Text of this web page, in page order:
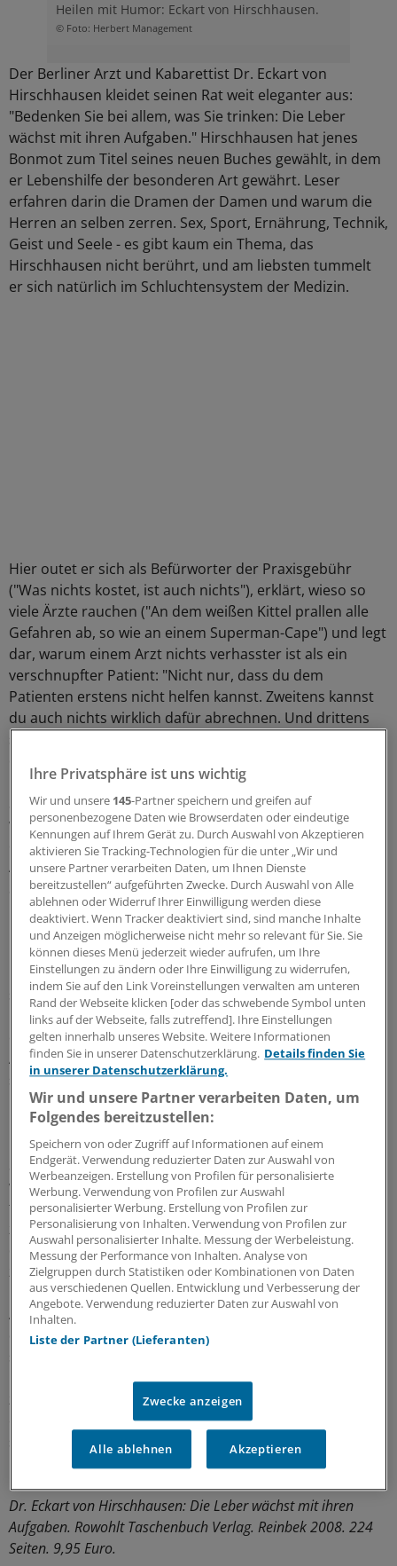
Heilen mit Humor: Eckart von Hirschhausen.
© Foto: Herbert Management
Der Berliner Arzt und Kabarettist Dr. Eckart von
Hirschhausen kleidet seinen Rat weit eleganter aus:
"Bedenken Sie bei allem, was Sie trinken: Die Leber
wächst mit ihren Aufgaben." Hirschhausen hat jenes
Bonmot zum Titel seines neuen Buches gewählt, in dem
er Lebenshilfe der besonderen Art gewährt. Leser
erfahren darin die Dramen der Damen und warum die
Herren an selben zerren. Sex, Sport, Ernährung, Technik,
Geist und Seele - es gibt kaum ein Thema, das
Hirschhausen nicht berührt, und am liebsten tummelt
er sich natürlich im Schluchtensystem der Medizin.
Hier outet er sich als Befürworter der Praxisgebühr
("Was nichts kostet, ist auch nichts"), erklärt, wieso so
viele Ärzte rauchen ("An dem weißen Kittel prallen alle
Gefahren ab, so wie an einem Superman-Cape") und legt
dar, warum einem Arzt nichts verhasster ist als ein
verschnupfter Patient: "Nicht nur, dass du dem
Patienten erstens nicht helfen kannst. Zweitens kannst
du auch nichts wirklich dafür abrechnen. Und drittens
Seine Darlegungen unterfüttert Hirschhausen mit
wissenschaftlichen Studien, Anekdoten aus seiner
eigenen Mediziner-Laufbahn und auch mal mit einem
Arzt-Witz, so dass die humoristische Dosierung auf 220
Seiten durchaus variabel bleibt. "Die Leber wächst mit
ihren Aufgaben" ist übrigens fünf Cent billiger als die
Praxisgebühr.
Hirschhausen ist seit vielen Jahren als Kabarettist und
seit dem Erscheinen seines Ratgebers "Arzt-Deutsch,
Deutsch-Arzt" im vergangenen Jahr auch als Buchautor
erfolgreich. Der 1967 in Frankfurt am Main geborene
Arzt hat Medizin und Wissenschaftsjournalismus
studiert und seine Karriere als Fernsehmoderator einer
Gesundheitssendung im Hessischen Rundfunk
begonnen. Der Durchbruch als Solokabarettist gelang
ihm 2002 mit seinem Programm "Die Sprechstunde".
Seither ist er aus der Kabarett-Szene nicht mehr
wegzudenken. Hirschhausen, der auch als Humortrainer
tätig ist, hat unter dem Motto "Humor hilft heilen"
zudem den Verein "Rote Nasen Deutschland" gegründet,
der Clowns in Krankenhäuser bringt, um junge Patienten
zu erheitern.
Am Ende hält der Autor noch einen Tipp für die bereit,
die meinen, auf Alkohol nicht verzichten zu können, weil
richtig zu betrinken, ist, einfach so zu tun, als ob." Hier
zitiert er eine Studie, nach der alkoholfreie Cocktails
einen Placebo-Effekt zeigten, wenn Probanden
suggeriert wurde, ihre Getränke enthielten Alkohol.
"Hauptsache, man fällt selbst drauf rein!"
Dr. Eckart von Hirschhausen: Die Leber wächst mit ihren
Aufgaben. Rowohlt Taschenbuch Verlag. Reinbek 2008. 224
Seiten. 9,95 Euro.
Ihre Privatsphäre ist uns wichtig
Wir und unsere 145-Partner speichern und greifen auf
personenbezogene Daten wie Browserdaten oder eindeutige
Kennungen auf Ihrem Gerät zu. Durch Auswahl von Akzeptieren
aktivieren Sie Tracking-Technologien für die unter „Wir und
unsere Partner verarbeiten Daten, um Ihnen Dienste
bereitzustellen“ aufgeführten Zwecke. Durch Auswahl von Alle
ablehnen oder Widerruf Ihrer Einwilligung werden diese
deaktiviert. Wenn Tracker deaktiviert sind, sind manche Inhalte
und Anzeigen möglicherweise nicht mehr so relevant für Sie. Sie
können dieses Menü jederzeit wieder aufrufen, um Ihre
Einstellungen zu ändern oder Ihre Einwilligung zu widerrufen,
indem Sie auf den Link Voreinstellungen verwalten am unteren
Rand der Webseite klicken [oder das schwebende Symbol unten
links auf der Webseite, falls zutreffend]. Ihre Einstellungen
gelten innerhalb unseres Website. Weitere Informationen
finden Sie in unserer Datenschutzerklärung. Details finden Sie
in unserer Datenschutzerklärung.
Wir und unsere Partner verarbeiten Daten, um
Folgendes bereitzustellen:
Speichern von oder Zugriff auf Informationen auf einem
Endgerät. Verwendung reduzierter Daten zur Auswahl von
Werbeanzeigen. Erstellung von Profilen für personalisierte
Werbung. Verwendung von Profilen zur Auswahl
personalisierter Werbung. Erstellung von Profilen zur
Personalisierung von Inhalten. Verwendung von Profilen zur
Auswahl personalisierter Inhalte. Messung der Werbeleistung.
Messung der Performance von Inhalten. Analyse von
Zielgruppen durch Statistiken oder Kombinationen von Daten
aus verschiedenen Quellen. Entwicklung und Verbesserung der
Angebote. Verwendung reduzierter Daten zur Auswahl von
Inhalten.
Liste der Partner (Lieferanten)
Zwecke anzeigen
Alle ablehnen Akzeptieren